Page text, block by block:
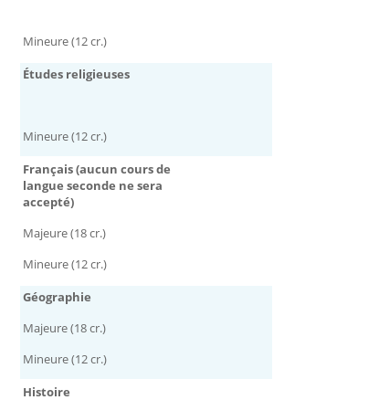
Mineure (12 cr.)
Études religieuses
Mineure (12 cr.)
Français (aucun cours de
langue seconde ne sera
accepté)
Majeure (18 cr.)
Mineure (12 cr.)
Géographie
Majeure (18 cr.)
Mineure (12 cr.)
Histoire